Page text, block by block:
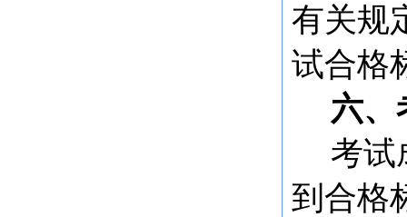
有关规
试合格
六、
考试
到合格